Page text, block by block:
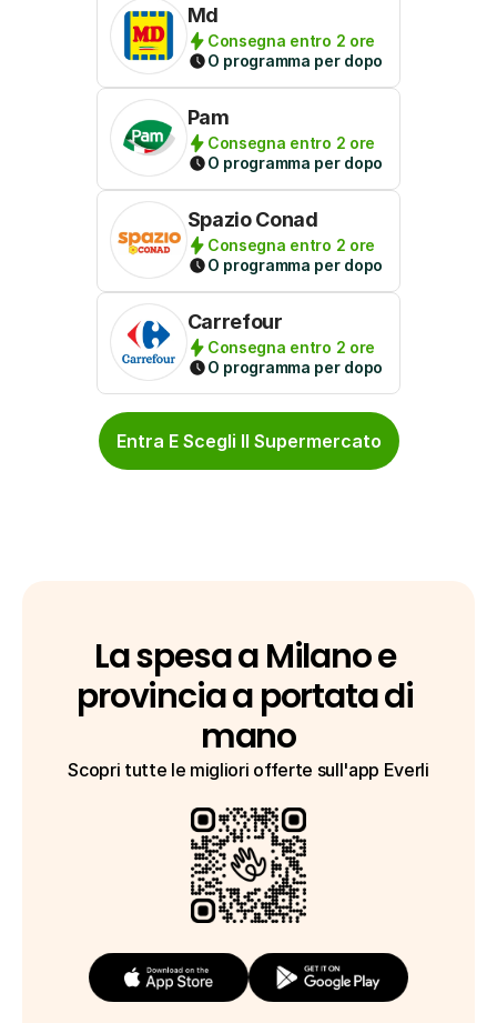
Md
Consegna entro 2 ore
O programma per dopo
Pam
Consegna entro 2 ore
O programma per dopo
Spazio Conad
Consegna entro 2 ore
O programma per dopo
Carrefour
Consegna entro 2 ore
O programma per dopo
Entra E Scegli Il Supermercato
La spesa a Milano e
provincia a portata di
mano
Scopri tutte le migliori offerte sull'app Everli